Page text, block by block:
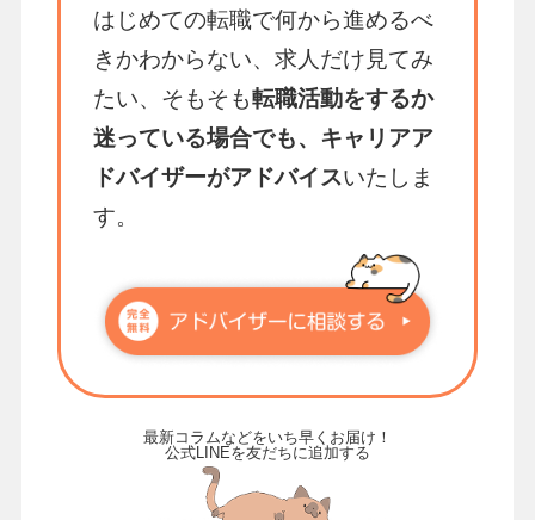
はじめての転職で何から進めるべ
きかわからない、求人だけ見てみ
たい、そもそも転職活動をするか
迷っている場合でも、キャリアア
ドバイザーがアドバイスいたしま
す。
最新コラムなどをいち早くお届け！
公式LINEを友だちに追加する